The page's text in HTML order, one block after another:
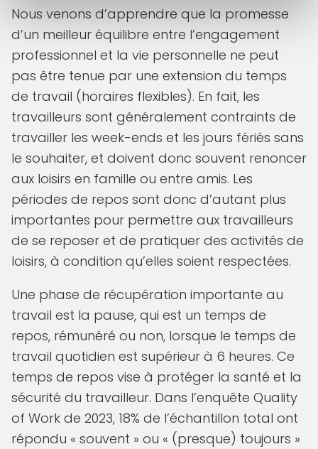
Nous venons d’apprendre que la promesse
d’un meilleur équilibre entre l’engagement
professionnel et la vie personnelle ne peut
pas être tenue par une extension du temps
de travail (horaires flexibles). En fait, les
travailleurs sont généralement contraints de
travailler les week-ends et les jours fériés sans
le souhaiter, et doivent donc souvent renoncer
aux loisirs en famille ou entre amis. Les
périodes de repos sont donc d’autant plus
importantes pour permettre aux travailleurs
de se reposer et de pratiquer des activités de
loisirs, à condition qu’elles soient respectées.
Une phase de récupération importante au
travail est la pause, qui est un temps de
repos, rémunéré ou non, lorsque le temps de
travail quotidien est supérieur à 6 heures. Ce
temps de repos vise à protéger la santé et la
sécurité du travailleur. Dans l’enquête Quality
of Work de 2023, 18% de l’échantillon total ont
répondu « souvent » ou « (presque) toujours »